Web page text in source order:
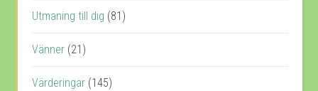
Utmaning till dig (81)
Vänner (21)
Värderingar (145)